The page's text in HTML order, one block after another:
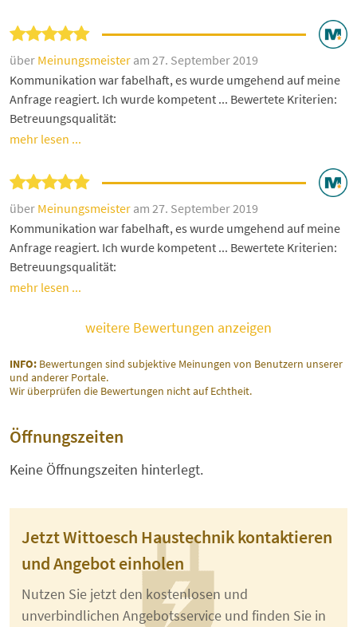
über Meinungsmeister am 27. September 2019
Kommunikation war fabelhaft, es wurde umgehend auf meine
Anfrage reagiert. Ich wurde kompetent ... Bewertete Kriterien:
Betreuungsqualität:
mehr lesen ...
über Meinungsmeister am 27. September 2019
Kommunikation war fabelhaft, es wurde umgehend auf meine
Anfrage reagiert. Ich wurde kompetent ... Bewertete Kriterien:
Betreuungsqualität:
mehr lesen ...
weitere Bewertungen anzeigen
INFO: Bewertungen sind subjektive Meinungen von Benutzern unserer
und anderer Portale.
Wir überprüfen die Bewertungen nicht auf Echtheit.
Öffnungszeiten
Keine Öffnungszeiten hinterlegt.
Jetzt Wittoesch Haustechnik kontaktieren
und Angebot einholen
Nutzen Sie jetzt den kostenlosen und
unverbindlichen Angebotsservice und finden Sie in